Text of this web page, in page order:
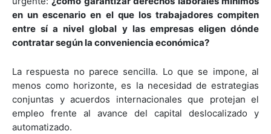
en un escenario en el que los trabajadores compiten
entre sí a nivel global y las empresas eligen dónde
contratar según la conveniencia económica?
La respuesta no parece sencilla. Lo que se impone, al
menos como horizonte, es la necesidad de estrategias
conjuntas y acuerdos internacionales que protejan el
empleo frente al avance del capital deslocalizado y
automatizado.